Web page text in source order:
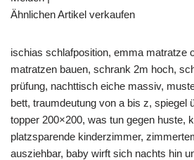
Ähnlichen Artikel verkaufen
ischias schlafposition, emma matratze
matratzen bauen, schrank 2m hoch,
prüfung, nachttisch eiche massiv,
bett, traumdeutung von a bis z, spiegel
topper 200×200, was tun gegen huste,
platzsparende kinderzimmer,
ausziehbar, baby wirft sich nachts hin